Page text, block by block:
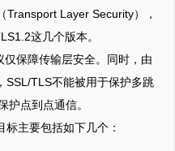
Transport Layer Security），
这几个版本。
保障传输层安全。同时，由
SSL/TLS不能被用于保护多跳
护点到点通信。
主要包括如下几个：